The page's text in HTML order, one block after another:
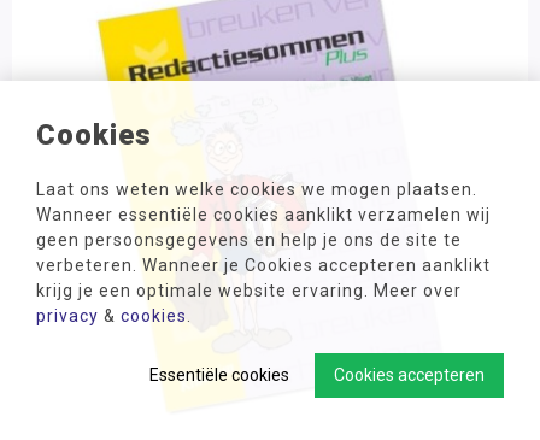
Cookies
Laat ons weten welke cookies we mogen plaatsen.
Wanneer essentiële cookies aanklikt verzamelen wij
geen persoonsgegevens en help je ons de site te
verbeteren. Wanneer je Cookies accepteren aanklikt
krijg je een optimale website ervaring. Meer over
privacy & cookies
Cookies accepteren
Essentiële cookies